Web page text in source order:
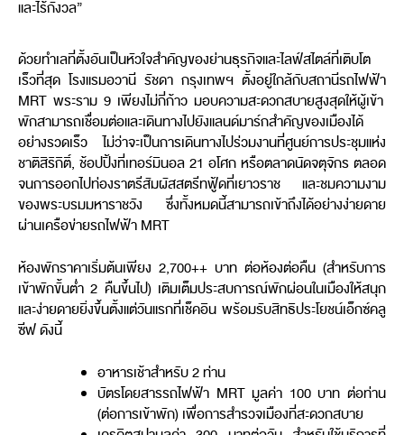
และไร้กังวล”
ด้วยทำเลที่ตั้งอันเป็นหัวใจสำคัญของย่านธุรกิจและไลฟ์สไตล์ที่เติบโต
เร็วที่สุด โรงแรมอวานี รัชดา กรุงเทพฯ ตั้งอยู่ใกล้กับสถานีรถไฟฟ้า
MRT พระราม 9 เพียงไม่กี่ก้าว มอบความสะดวกสบายสูงสุดให้ผู้เข้า
พักสามารถเชื่อมต่อและเดินทางไปยังแลนด์มาร์กสำคัญของเมืองได้
อย่างรวดเร็ว ไม่ว่าจะเป็นการเดินทางไปร่วมงานที่ศูนย์การประชุมแห่ง
ชาติสิริกิติ์, ช้อปปิ้งที่เทอร์มินอล 21 อโศก หรือตลาดนัดจตุจักร ตลอด
จนการออกไปท่องราตรีสัมผัสสตรีทฟู้ดที่เยาวราช และชมความงาม
ของพระบรมมหาราชวัง ซึ่งทั้งหมดนี้สามารถเข้าถึงได้อย่างง่ายดาย
ผ่านเครือข่ายรถไฟฟ้า MRT
ห้องพักราคาเริ่มต้นเพียง 2,700++ บาท ต่อห้องต่อคืน (สำหรับการ
เข้าพักขั้นต่ำ 2 คืนขึ้นไป) เติมเต็มประสบการณ์พักผ่อนในเมืองให้สนุก
และง่ายดายยิ่งขึ้นตั้งแต่วันแรกที่เช็คอิน พร้อมรับสิทธิประโยชน์เอ็กซ์คลู
ซีฟ ดังนี้
อาหารเช้าสำหรับ2ท่าน
บัตรโดยสารรถไฟฟ้า MRTมูลค่า 100บาท ต่อท่าน
(ต่อการเข้าพัก) เพื่อการสำรวจเมืองที่สะดวกสบาย